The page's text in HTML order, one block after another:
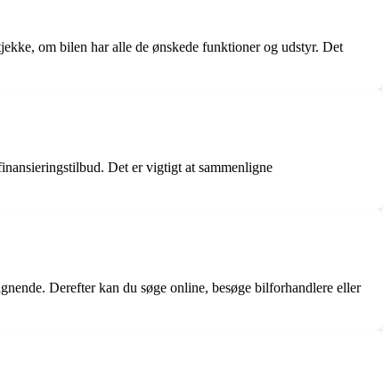
om bilen har alle de ønskede funktioner og udstyr. Det
Det er vigtigt at sammenligne
Derefter kan du søge online, besøge bilforhandlere eller